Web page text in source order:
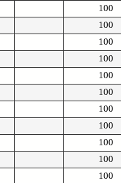
100
100
100
100
100
100
100
100
100
100
100